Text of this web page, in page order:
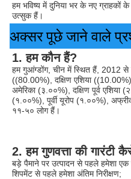
हम भविष्य में दुनिया भर के नए ग्राहकों
उत्सुक हैं।
अक्सर पूछे जाने वाले
1. हम कौन हैं?
हम गुआंग्डोंग, चीन में स्थित हैं, 2012
((80.00%), दक्षिण एशिया
अमेरिका (३.००%), दक्षिण पूर्व एशिया
(१.००%), पूर्वी यूरोप (१.००%),
११-५० लोग हैं।
2. हम गुणवत्ता की गारंटी
बड़े पैमाने पर उत्पादन से पहले हमेशा एक
शिपमेंट से पहले हमेशा अंतिम निरीक्षण;